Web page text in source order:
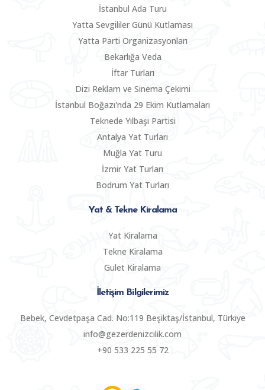
İstanbul Ada Turu
Yatta Sevgililer Günü Kutlaması
Yatta Parti Organizasyonları
Bekarlığa Veda
İftar Turları
Dizi Reklam ve Sinema Çekimi
İstanbul Boğazı'nda 29 Ekim Kutlamaları
Teknede Yılbaşı Partisi
Antalya Yat Turları
Muğla Yat Turu
İzmir Yat Turları
Bodrum Yat Turları
Yat & Tekne Kiralama
Yat Kiralama
Tekne Kiralama
Gulet Kiralama
İletişim Bilgilerimiz
Bebek, Cevdetpaşa Cad. No:119 Beşiktaş/İstanbul, Türkiye
info@gezerdenizcilik.com
+90 533 225 55 72